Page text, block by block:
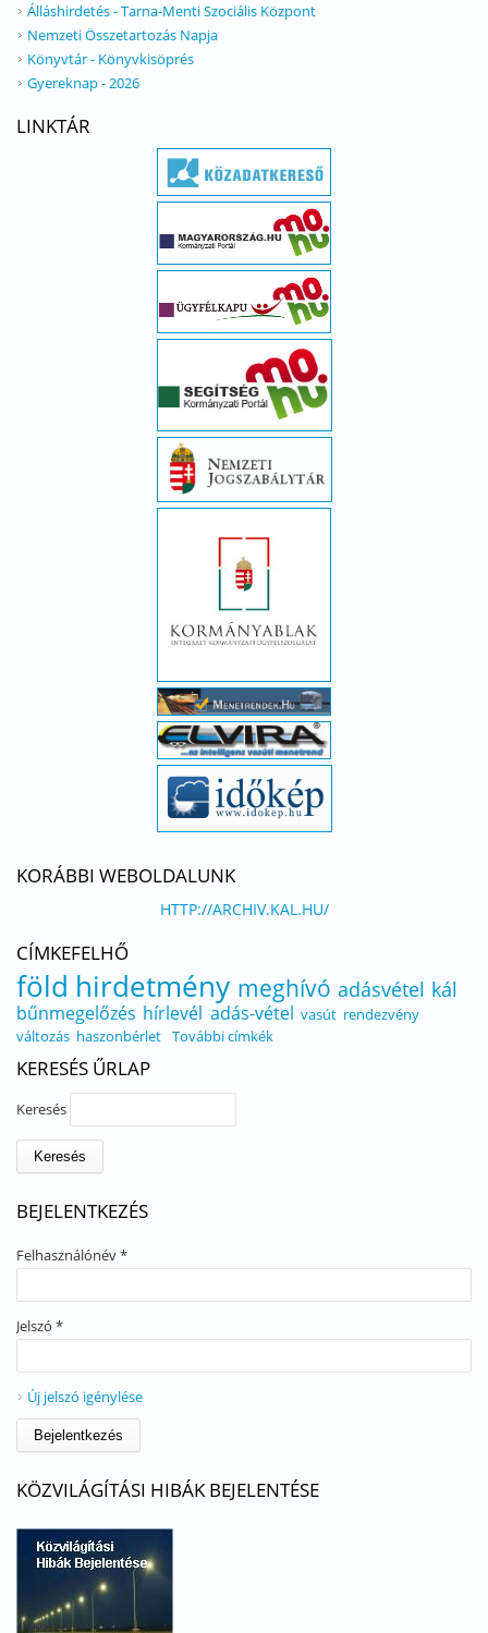
Álláshirdetés - Tarna-Menti Szociális Központ
Nemzeti Összetartozás Napja
Könyvtár - Könyvkisöprés
Gyereknap - 2026
LINKTÁR
KORÁBBI WEBOLDALUNK
HTTP://ARCHIV.KAL.HU/
CÍMKEFELHŐ
föld hirdetmény meghívó adásvétel kál
bűnmegelőzés hírlevél adás-vétel vasút rendezvény
változás haszonbérlet További címkék
KERESÉS ŰRLAP
Keresés
BEJELENTKEZÉS
Felhasználónév*
Jelszó *
Új jelszó igénylése
KÖZVILÁGÍTÁSI HIBÁK BEJELENTÉSE